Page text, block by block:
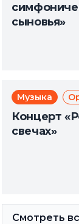
сыновья»
Музыка
Концерт
свечах»
Смотреть